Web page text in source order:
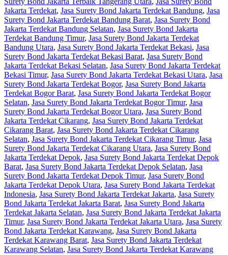
Jakarta Terdekat, Jasa Surety Bond Jakarta Terdekat Bandung, Jasa
Surety Bond Jakarta Terdekat Bandung Barat, Jasa Surety Bond
Jakarta Terdekat Bandung Selatan, Jasa Surety Bond Jakarta
Terdekat Bandung Timur, Jasa Surety Bond Jakarta Terdekat
Bandung Utara, Jasa Surety Bond Jakarta Terdekat Bekasi, Jasa
Surety Bond Jakarta Terdekat Bekasi Barat, Jasa Surety Bond
Jakarta Terdekat Bekasi Selatan, Jasa Surety Bond Jakarta Terdekat
Bekasi Timur, Jasa Surety Bond Jakarta Terdekat Bekasi Utara, Jasa
Surety Bond Jakarta Terdekat Bogor, Jasa Surety Bond Jakarta
Terdekat Bogor Barat, Jasa Surety Bond Jakarta Terdekat Bogor
Selatan, Jasa Surety Bond Jakarta Terdekat Bogor Timur, Jasa
Surety Bond Jakarta Terdekat Bogor Utara, Jasa Surety Bond
Jakarta Terdekat Cikarang, Jasa Surety Bond Jakarta Terdekat
Cikarang Barat, Jasa Surety Bond Jakarta Terdekat Cikarang
Selatan, Jasa Surety Bond Jakarta Terdekat Cikarang Timur, Jasa
Surety Bond Jakarta Terdekat Cikarang Utara, Jasa Surety Bond
Jakarta Terdekat Depok, Jasa Surety Bond Jakarta Terdekat Depok
Barat, Jasa Surety Bond Jakarta Terdekat Depok Selatan, Jasa
Surety Bond Jakarta Terdekat Depok Timur, Jasa Surety Bond
Jakarta Terdekat Depok Utara, Jasa Surety Bond Jakarta Terdekat
Indonesia, Jasa Surety Bond Jakarta Terdekat Jakarta, Jasa Surety
Bond Jakarta Terdekat Jakarta Barat, Jasa Surety Bond Jakarta
Terdekat Jakarta Selatan, Jasa Surety Bond Jakarta Terdekat Jakarta
Timur, Jasa Surety Bond Jakarta Terdekat Jakarta Utara, Jasa Surety
Bond Jakarta Terdekat Karawang, Jasa Surety Bond Jakarta
Terdekat Karawang Barat, Jasa Surety Bond Jakarta Terdekat
Karawang Selatan, Jasa Surety Bond Jakarta Terdekat Karawang